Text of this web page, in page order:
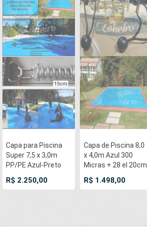
Capa para Piscina
Super 7,5 x 3,0m
PP/PE Azul-Preto
Proteção e
R$ 2.250,00
Capa de Piscina 8,0
x 4,0m Azul 300
Micras + 28 el 20cm
para escoamento d’
R$ 1.498,00